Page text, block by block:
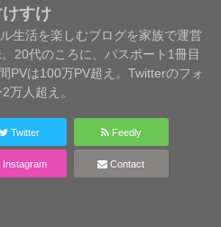
すけ
生活を楽しむブログを家族で運営
20代のころに、パスポート1冊目
PVは100万PV超え。Twitterのフォ
万人超え。
Twitter Feedly
Instagram Contact